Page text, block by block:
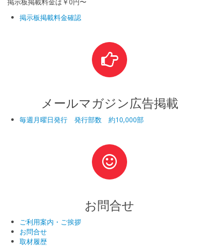
掲示板掲載料金確認
メールマガジン広告掲載
毎週月曜日発行 発行部数 約10,000部
お問合せ
ご利用案内・ご挨拶
お問合せ
取材履歴